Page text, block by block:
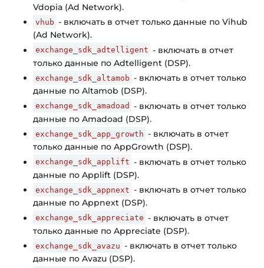
Vdopia (Ad Network).
vhub - включать в отчет только данные по Vihub
(Ad Network).
exchange_sdk_adtelligent - включать в отчет
только данные по Adtelligent (DSP).
exchange_sdk_altamob - включать в отчет только
данные по Altamob (DSP).
exchange_sdk_amadoad - включать в отчет только
данные по Amadoad (DSP).
exchange_sdk_app_growth - включать в отчет
только данные по AppGrowth (DSP).
exchange_sdk_applift - включать в отчет только
данные по Applift (DSP).
exchange_sdk_appnext - включать в отчет только
данные по Appnext (DSP).
exchange_sdk_appreciate - включать в отчет
только данные по Appreciate (DSP).
exchange_sdk_avazu - включать в отчет только
данные по Avazu (DSP).